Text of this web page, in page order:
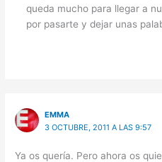
queda mucho para llegar a
por pasarte y dejar unas
EMMA
3 OCTUBRE, 2011 A LAS 9:57
Ya os quería. Pero ahora os